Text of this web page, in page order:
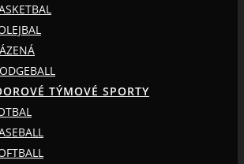
TÝMOVÉ SPORTY